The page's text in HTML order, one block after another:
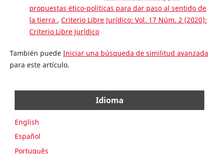
propuestas ético-políticas para dar paso al sentido de
la tierra , Criterio Libre Jurídico: Vol. 17 Núm. 2 (2020):
Criterio Libre Jurídico
También puede Iniciar una búsqueda de similitud avanzada
para este artículo.
Idioma
English
Español
Português